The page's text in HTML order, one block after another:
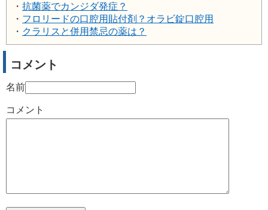
・ 抗菌薬でカンジダ発症？
・ フロリードの口腔用貼付剤？オラビ錠口腔用
・ クラリスと併用禁忌の薬は？
コメント
名前
コメント